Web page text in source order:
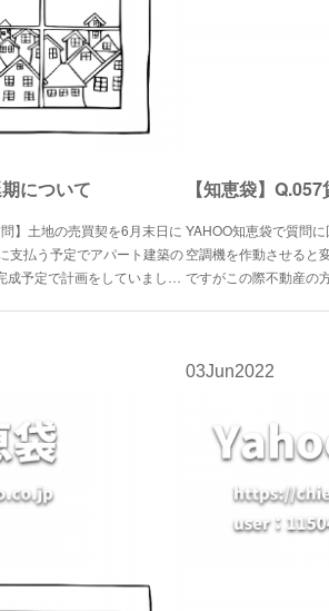
について
】土地の売買契を6月末日に
支払う予定でアパート建築の
予定で計画をしていまし…
【知恵袋】
YAHOO知恵袋で質問
空調機を作動させると
ですがこの際不動産の
03Jun2022